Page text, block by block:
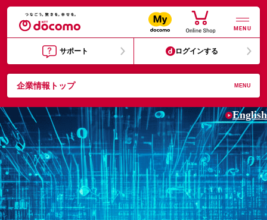
MENU
サポート ログインする
企業情報トップ MENU
English